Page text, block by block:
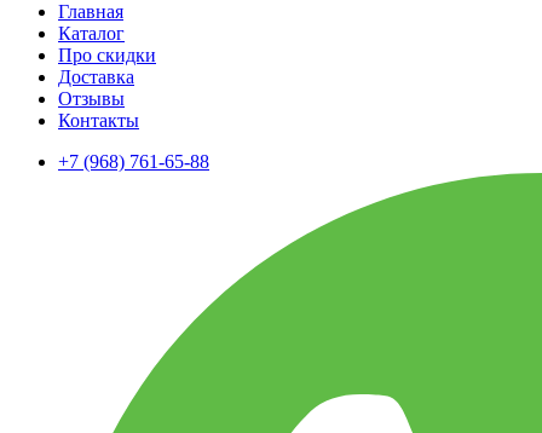
Главная
Каталог
Про скидки
Доставка
Отзывы
Контакты
+7 (968) 761-65-88